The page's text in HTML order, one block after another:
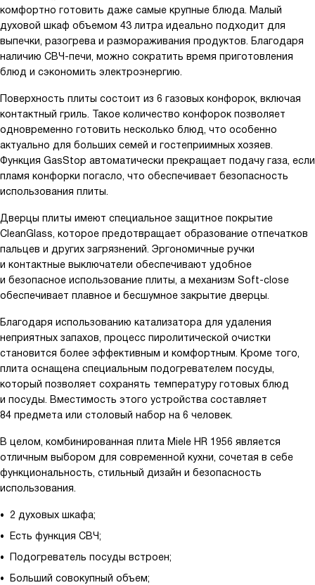
комфортно готовить даже самые крупные блюда. Малый
духовой шкаф объемом 43 литра идеально подходит для
выпечки, разогрева и размораживания продуктов. Благодаря
наличию СВЧ-печи, можно сократить время приготовления
блюд и сэкономить электроэнергию.
Поверхность плиты состоит из 6 газовых конфорок, включая
контактный гриль. Такое количество конфорок позволяет
одновременно готовить несколько блюд, что особенно
актуально для больших семей и гостеприимных хозяев.
Функция GasStop автоматически прекращает подачу газа, если
пламя конфорки погасло, что обеспечивает безопасность
использования плиты.
Дверцы плиты имеют специальное защитное покрытие
CleanGlass, которое предотвращает образование отпечатков
пальцев и других загрязнений. Эргономичные ручки
и контактные выключатели обеспечивают удобное
и безопасное использование плиты, а механизм Soft-close
обеспечивает плавное и бесшумное закрытие дверцы.
Благодаря использованию катализатора для удаления
неприятных запахов, процесс пиролитической очистки
становится более эффективным и комфортным. Кроме того,
плита оснащена специальным подогревателем посуды,
который позволяет сохранять температуру готовых блюд
и посуды. Вместимость этого устройства составляет
84 предмета или столовый набор на 6 человек.
В целом, комбинированная плита Miele HR 1956 является
отличным выбором для современной кухни, сочетая в себе
функциональность, стильный дизайн и безопасность
использования.
2 духовых шкафа;
Есть функция СВЧ;
Подогреватель посуды встроен;
Больший совокупный объем;